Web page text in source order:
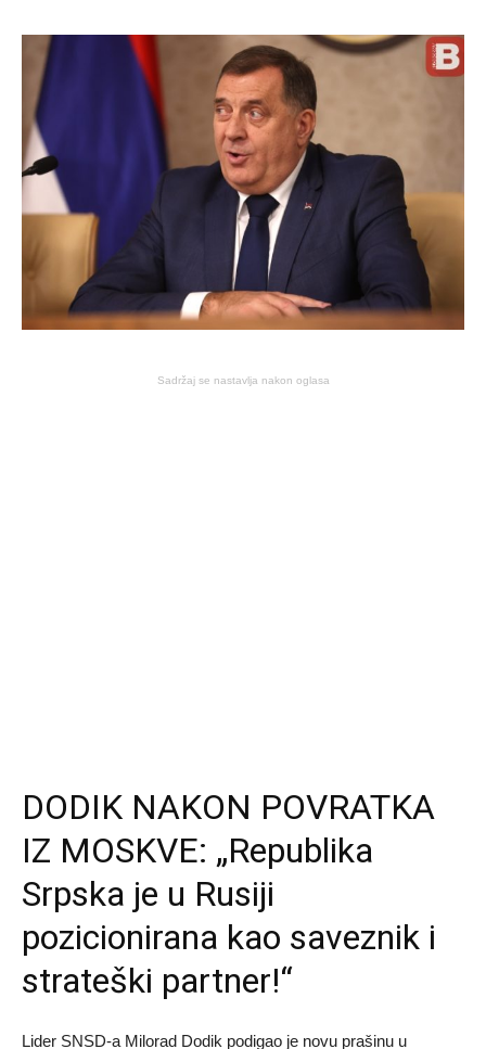
Sadržaj se nastavlja nakon oglasa
DODIK NAKON POVRATKA
IZ MOSKVE: „Republika
Srpska je u Rusiji
pozicionirana kao saveznik i
strateški partner!“
Lider SNSD-a Milorad Dodik podigao je novu prašinu u